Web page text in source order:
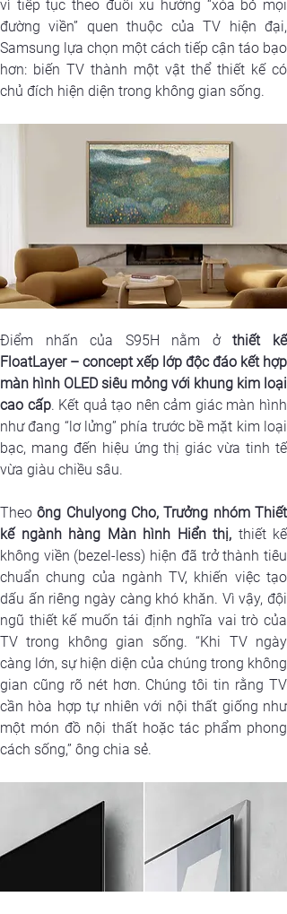
vì tiếp tục theo đuổi xu hướng “xóa bỏ mọi
đường viền” quen thuộc của TV hiện đại,
Samsung lựa chọn một cách tiếp cận táo bạo
hơn: biến TV thành một vật thể thiết kế có
chủ đích hiện diện trong không gian sống.
Điểm nhấn của S95H nằm ở thiết kế
FloatLayer – concept xếp lớp độc đáo kết hợp
màn hình OLED siêu mỏng với khung kim loại
cao cấp. Kết quả tạo nên cảm giác màn hình
như đang “lơ lửng” phía trước bề mặt kim loại
bạc, mang đến hiệu ứng thị giác vừa tinh tế
vừa giàu chiều sâu.
Theo ông Chulyong Cho, Trưởng nhóm Thiết
kế ngành hàng Màn hình Hiển thị, thiết kế
không viền (bezel-less) hiện đã trở thành tiêu
chuẩn chung của ngành TV, khiến việc tạo
dấu ấn riêng ngày càng khó khăn. Vì vậy, đội
ngũ thiết kế muốn tái định nghĩa vai trò của
TV trong không gian sống. “Khi TV ngày
càng lớn, sự hiện diện của chúng trong không
gian cũng rõ nét hơn. Chúng tôi tin rằng TV
cần hòa hợp tự nhiên với nội thất giống như
một món đồ nội thất hoặc tác phẩm phong
cách sống,” ông chia sẻ.